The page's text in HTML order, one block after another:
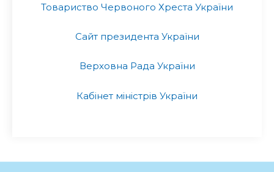
Товариство Червоного Хреста України
Сайт президента України
Верховна Рада України
Кабінет міністрів України